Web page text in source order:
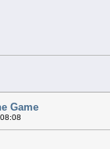
Game